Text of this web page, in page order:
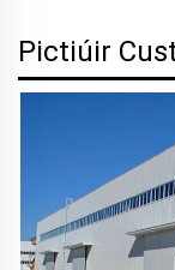
Pictiúir